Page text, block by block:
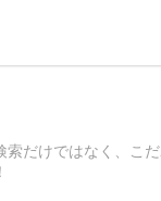
だけではなく、こ